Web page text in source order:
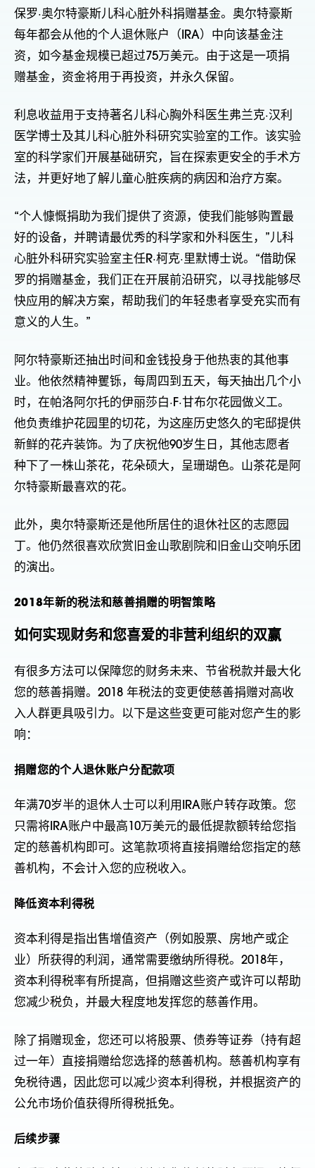
保罗·奥尔特豪斯儿科心脏外科捐赠基金。奥尔特豪斯
每年都会从他的个人退休账户（IRA）中向该基金注
资，如今基金规模已超过75万美元。由于这是一项捐
赠基金，资金将用于再投资，并永久保留。
利息收益用于支持著名儿科心胸外科医生弗兰克·汉利
医学博士及其儿科心脏外科研究实验室的工作。该实验
室的科学家们开展基础研究，旨在探索更安全的手术方
法，并更好地了解儿童心脏疾病的病因和治疗方案。
“个人慷慨捐助为我们提供了资源，使我们能够购置最
好的设备，并聘请最优秀的科学家和外科医生，”儿科
心脏外科研究实验室主任R·柯克·里默博士说。“借助保
罗的捐赠基金，我们正在开展前沿研究，以寻找能够尽
快应用的解决方案，帮助我们的年轻患者享受充实而有
意义的人生。”
阿尔特豪斯还抽出时间和金钱投身于他热衷的其他事
业。他依然精神矍铄，每周四到五天，每天抽出几个小
时，在帕洛阿尔托的伊丽莎白·F·甘布尔花园做义工。
他负责维护花园里的切花，为这座历史悠久的宅邸提供
新鲜的花卉装饰。为了庆祝他90岁生日，其他志愿者
种下了一株山茶花，花朵硕大，呈珊瑚色。山茶花是阿
尔特豪斯最喜欢的花。
此外，奥尔特豪斯还是他所居住的退休社区的志愿园
丁。他仍然很喜欢欣赏旧金山歌剧院和旧金山交响乐团
的演出。
2018年新的税法和慈善捐赠的明智策略
如何实现财务和您喜爱的非营利组织的双赢
有很多方法可以保障您的财务未来、节省税款并最大化
您的慈善捐赠。2018 年税法的变更使慈善捐赠对高收
入人群更具吸引力。以下是这些变更可能对您产生的影
响：
捐赠您的个人退休账户分配款项
年满70岁半的退休人士可以利用IRA账户转存政策。您
只需将IRA账户中最高10万美元的最低提款额转给您指
定的慈善机构即可。这笔款项将直接捐赠给您指定的慈
善机构，不会计入您的应税收入。
降低资本利得税
资本利得是指出售增值资产（例如股票、房地产或企
业）所获得的利润，通常需要缴纳所得税。2018年，
资本利得税率有所提高，但捐赠这些资产或许可以帮助
您减少税负，并最大程度地发挥您的慈善作用。
除了捐赠现金，您还可以将股票、债券等证券（持有超
过一年）直接捐赠给您选择的慈善机构。慈善机构享有
免税待遇，因此您可以减少资本利得税，并根据资产的
公允市场价值获得所得税抵免。
后续步骤